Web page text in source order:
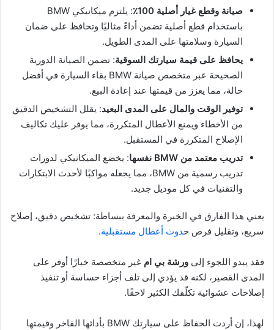
صيانة وقطع غيار أصلية 100٪
: يلتزم ميكانيكي BMW
باستخدام قطع أصلية تضمن أداءً مثاليًا وتحافظ على ضمان
السيارة وسلامتها على المدى الطويل.
يحافظ على قيمة سيارتك السوقية: تضمن الصيانة الدورية
الصحيحة عبر متخصص صيانة BMW بقاء السيارة في أفضل
حالة، مما يعزز من قيمتها عند إعادة البيع.
توفير الوقت والمال على المدى البعيد: يقلل التشخيص الدقيق
من الأخطاء ويمنع الأعطال المتكررة، مما يوفر عليك تكاليف
الإصلاح المتكررة في المستقبل.
تدريب معتمد من BMW نفسها
: يخضع الميكانيكي لدورات
تدريب رسمية من BMW، مما يجعله مواكبًا لأحدث الابتكارات
والتقنيات في كل موديل جديد.
يعني هذا الفارق في الخبرة والمعرفة ببساطة: تشخيص دقيق، إصلاح
سريع، وتقليل فرص حدوث أعطال مستقبلية.
فقد يبدو اللجوء إلى ورشة بي ام غير متخصصة خيارًا أوفر على
المدى القصير، لكنه قد يؤدي إلى تلف أجزاء حساسة أو تنفيذ
إصلاحات عشوائية تكلّفك الكثير لاحقًا.
لهذا، إن أردت الحفاظ على سيارتك BMW بأدائها الفاخر وقيمتها